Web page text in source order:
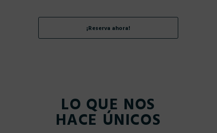
¡Reserva ahora!
LO QUE NOS
HACE ÚNICOS